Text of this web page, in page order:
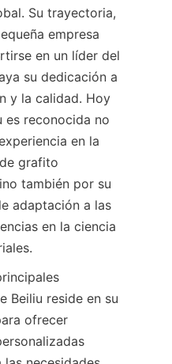
Su trayectoria,
empresa
en un líder del
su dedicación a
y la calidad. Hoy
es reconocida no
en la
grafito
también por su
adaptación a las
en la ciencia
Beiliu reside en su
ofrecer